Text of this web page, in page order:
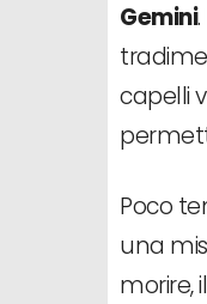
Gemini
capelli
Poco
una
morire,